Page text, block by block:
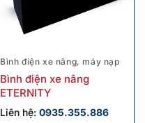
Bình điện xe nâng, máy nạp
Bình điện xe nâng
ETERNITY
Liên hệ: 0935.355.886